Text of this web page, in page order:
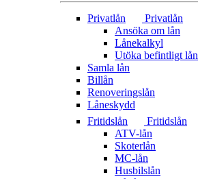
Privatlån
Privatlån
Ansöka om lån
Lånekalkyl
Utöka befintligt lån
Samla lån
Billån
Renoveringslån
Låneskydd
Fritidslån
Fritidslån
ATV-lån
Skoterlån
MC-lån
Husbilslån